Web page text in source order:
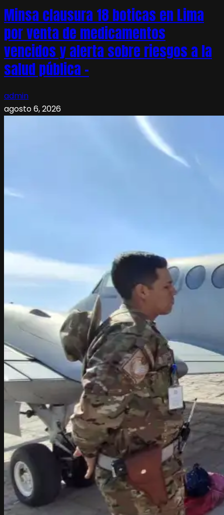
Minsa clausura 18 boticas en Lima
por venta de medicamentos
vencidos y alerta sobre riesgos a la
salud pública –
admin
agosto 6, 2026